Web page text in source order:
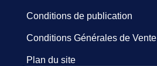
Conditions de publication
Conditions Générales de Vente
Plan du site